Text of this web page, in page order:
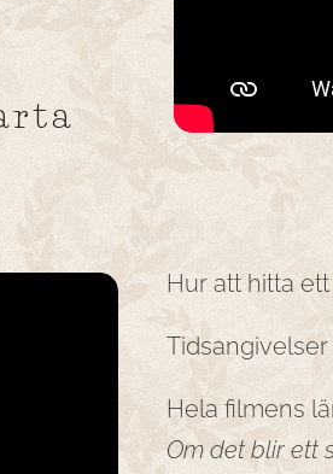
Hur att hitta
Hela filmens
Om det blir ett